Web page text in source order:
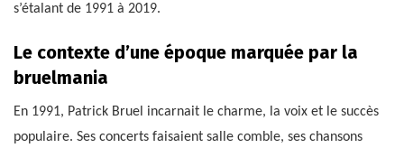
s’étalant de 1991 à 2019.
Le contexte d’une époque marquée par la
bruelmania
En 1991, Patrick Bruel incarnait le charme, la voix et le succès
populaire. Ses concerts faisaient salle comble, ses chansons